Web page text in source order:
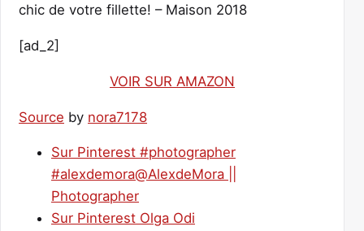
chic de votre fillette! – Maison 2018
[ad_2]
VOIR SUR AMAZON
Source by nora7178
Sur Pinterest #photographer
#alexdemora@AlexdeMora ||
Photographer
Sur Pinterest Olga Odi